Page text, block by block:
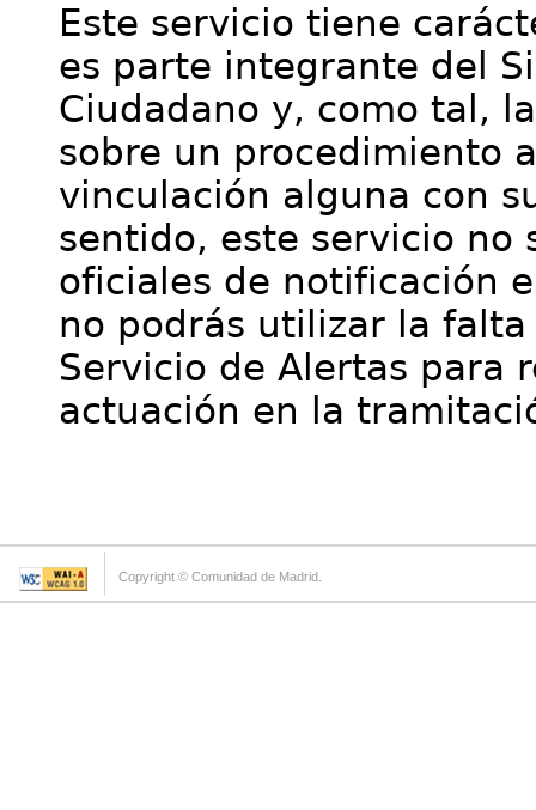
Este servicio tiene
es parte integrante del
Ciudadano y, como tal,
sobre un procedimiento
vinculación alguna con
sentido, este servicio no
oficiales de notificación
no podrás utilizar la
Servicio de Alertas para
actuación en la
Copyright © Comunidad de Madrid.